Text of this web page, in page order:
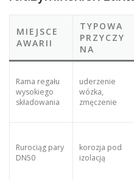
MIEJSCE
AWARII
TYPOWA
PRZYCZY
NA
Rama regału
wysokiego
składowania
uderzenie
wózka,
zmęczenie
Rurociąg pary
DN50
korozja pod
izolacją